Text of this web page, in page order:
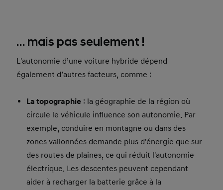
… mais pas seulement !
L'autonomie d’une voiture hybride dépend
également d’autres facteurs, comme :
La topographie : la géographie de la région où
circule le véhicule influence son autonomie. Par
exemple, conduire en montagne ou dans des
zones vallonnées demande plus d'énergie que sur
des routes de plaines, ce qui réduit l'autonomie
électrique. Les descentes peuvent cependant
aider à recharger la batterie grâce à la